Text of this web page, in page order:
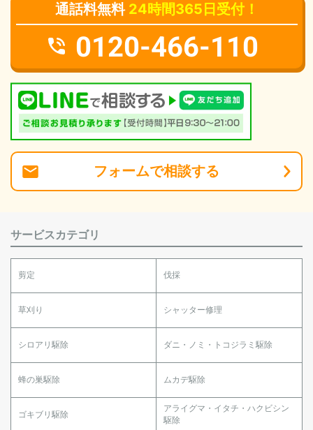
通話料無料 24時間365日受付！
0120-466-110
フォームで相談する
サービスカテゴリ
剪定 伐採
草刈り シャッター修理
シロアリ駆除 ダニ・ノミ・トコジラミ駆除
蜂の巣駆除 ムカデ駆除
ゴキブリ駆除
アライグマ・イタチ・ハクビシン
駆除